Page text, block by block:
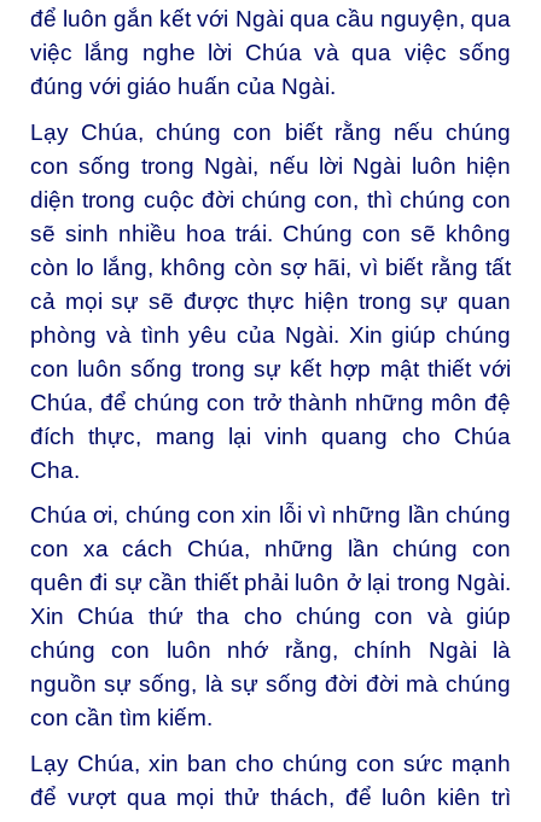
để luôn gắn kết với Ngài qua cầu nguyện, qua
việc lắng nghe lời Chúa và qua việc sống
đúng với giáo huấn của Ngài.
Lạy Chúa, chúng con biết rằng nếu chúng
con sống trong Ngài, nếu lời Ngài luôn hiện
diện trong cuộc đời chúng con, thì chúng con
sẽ sinh nhiều hoa trái. Chúng con sẽ không
còn lo lắng, không còn sợ hãi, vì biết rằng tất
cả mọi sự sẽ được thực hiện trong sự quan
phòng và tình yêu của Ngài. Xin giúp chúng
con luôn sống trong sự kết hợp mật thiết với
Chúa, để chúng con trở thành những môn đệ
đích thực, mang lại vinh quang cho Chúa
Cha.
Chúa ơi, chúng con xin lỗi vì những lần chúng
con xa cách Chúa, những lần chúng con
quên đi sự cần thiết phải luôn ở lại trong Ngài.
Xin Chúa thứ tha cho chúng con và giúp
chúng con luôn nhớ rằng, chính Ngài là
nguồn sự sống, là sự sống đời đời mà chúng
con cần tìm kiếm.
Lạy Chúa, xin ban cho chúng con sức mạnh
để vượt qua mọi thử thách, để luôn kiên trì